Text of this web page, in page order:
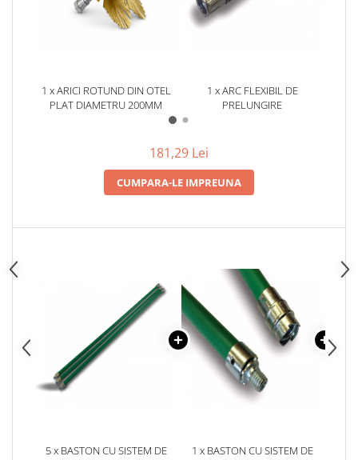
1 x ARICI ROTUND DIN OTEL
PLAT DIAMETRU 200MM
1 x ARC FLEXIBIL DE
PRELUNGIRE
181,29 Lei
CUMPARA-LE IMPREUNA
5 x BASTON CU SISTEM DE
1 x BASTON CU SISTEM DE